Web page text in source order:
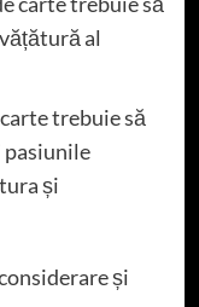
al
trebuie să
pasiunile
și
și